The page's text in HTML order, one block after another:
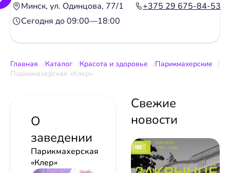
Минск, ул. Одинцова, 77/1
+375 29 675-84-53
Сегодня до 09:00—18:00
Главная Каталог Красота и здоровье
Парикмахерские
Парикмахерская «Клер»
О
заведении
Парикмахерская
«Клер»
Свежие
новости